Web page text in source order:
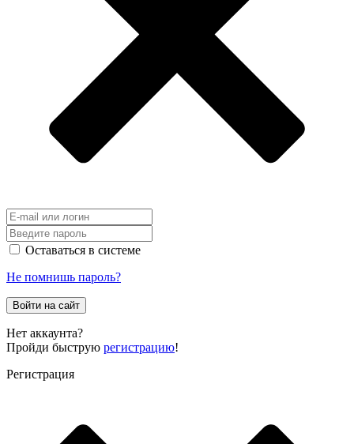
Оставаться в системе
Не помнишь пароль?
Войти на сайт
Нет аккаунта?
Пройди быструю регистрацию!
Регистрация